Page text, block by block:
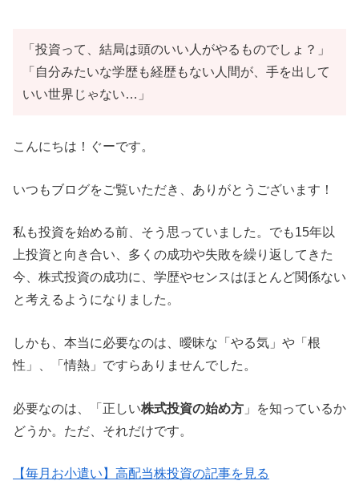
「投資って、結局は頭のいい人がやるものでしょ？」
「自分みたいな学歴も経歴もない人間が、手を出して
いい世界じゃない…」
こんにちは！ぐーです。
いつもブログをご覧いただき、ありがとうございます！
私も投資を始める前、そう思っていました。でも15年以
上投資と向き合い、多くの成功や失敗を繰り返してきた
今、株式投資の成功に、学歴やセンスはほとんど関係ない
と考えるようになりました。
しかも、本当に必要なのは、曖昧な「やる気」や「根
性」、「情熱」ですらありませんでした。
必要なのは、「正しい株式投資の始め方 」を知っているか
どうか。ただ、それだけです。
【毎月お小遣い】高配当株投資の記事を見る